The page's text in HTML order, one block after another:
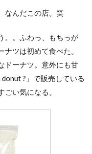
なんだこの店。笑
。。ふわっ、もちっが
ツは初めて食べた。
ドーナツ。意外にも甘
?」で販売している
い気になる。